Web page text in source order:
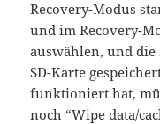
Recovery-Modus
und im Recovery-
auswählen, und
SD-Karte
funktioniert hat,
noch “Wipe data/